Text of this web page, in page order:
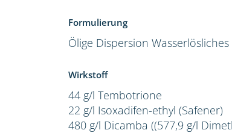
Formulierung
Ölige Dispersion
Wirkstoff
44 g/l Tembotrione
22 g/l Isoxadifen-ethyl (Safener)
480 g/l Dicamba ((577,9 g/l